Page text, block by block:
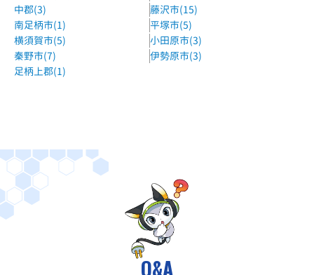
湘南ゼミナール北山田駅前校
横浜市営地下鉄「北山田駅」下車、東山田駅方面へ直進2
分。
横浜市営地下鉄グリーンライン 都筑ふれあいの丘駅 徒歩2分
ECCの個別指導塾ベストワンセンター南駅前校
横浜市営地下鉄 センター南駅 徒歩4分
横浜市営地下鉄ブルーライン センター南駅 徒歩3分
中郡(3)
藤沢市(15)
南足柄市(1)
平塚市(5)
横須賀市(5)
小田原市(3)
秦野市(7)
伊勢原市(3)
足柄上郡(1)
Q&A